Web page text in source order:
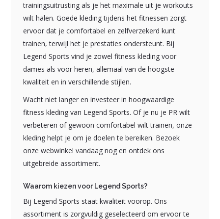
trainingsuitrusting als je het maximale uit je workouts
wilt halen. Goede kleding tijdens het fitnessen zorgt
ervoor dat je comfortabel en zelfverzekerd kunt
trainen, terwijl het je prestaties ondersteunt. Bij
Legend Sports vind je zowel fitness kleding voor
dames als voor heren, allemaal van de hoogste
kwaliteit en in verschillende stijlen.
Wacht niet langer en investeer in hoogwaardige
fitness kleding van Legend Sports. Of je nu je PR wilt
verbeteren of gewoon comfortabel wilt trainen, onze
kleding helpt je om je doelen te bereiken. Bezoek
onze webwinkel vandaag nog en ontdek ons
uitgebreide assortiment.
Waarom kiezen voor Legend Sports?
Bij Legend Sports staat kwaliteit voorop. Ons
assortiment is zorgvuldig geselecteerd om ervoor te